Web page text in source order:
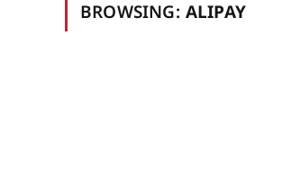
BROWSING: ALIPAY